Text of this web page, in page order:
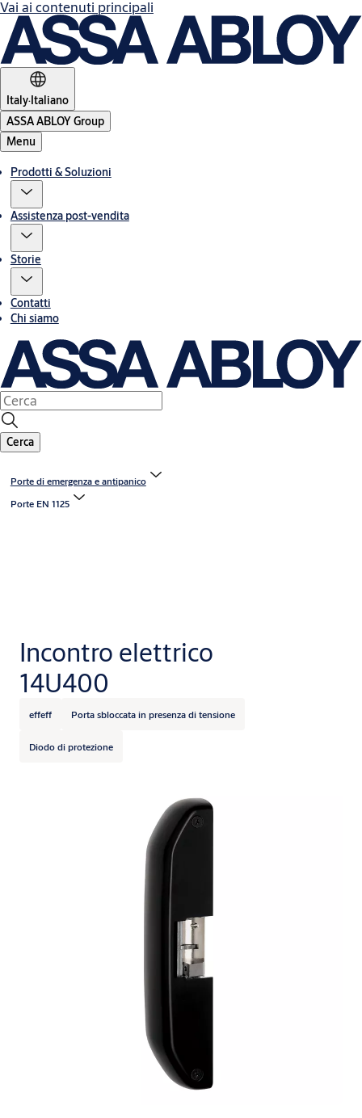
Vai ai contenuti principali
Italy·Italiano
ASSA ABLOY Group
Menu
Prodotti & Soluzioni
Assistenza post-vendita
Storie
Contatti
Chi siamo
Cerca
Porte di emergenza e antipanico
Porte EN 1125
Incontro elettrico
14U400
effeff Porta sbloccata in presenza di tensione
Diodo di protezione